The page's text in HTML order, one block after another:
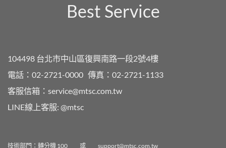
Best Service
104498 台北市中山區復興南路一段2號4樓
電話：02-2721-0000 傳真：02-2721-1133
客服信箱： service@mtsc.com.tw
LINE線上客服: @mtsc
技術部門：轉分機 100 或 support@mtsc.com.tw